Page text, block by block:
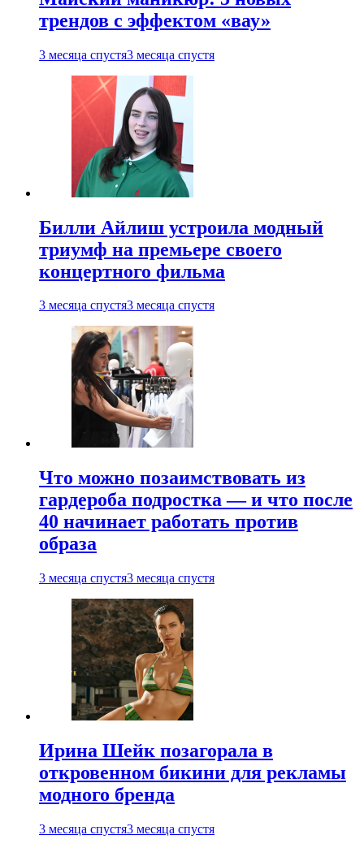
трендов с эффектом «вау»
3 месяца спустя3 месяца спустя
Билли Айлиш устроила модный
триумф на премьере своего
концертного фильма
3 месяца спустя3 месяца спустя
Что можно позаимствовать из
гардероба подростка — и что после
40 начинает работать против
образа
3 месяца спустя3 месяца спустя
Ирина Шейк позагорала в
откровенном бикини для рекламы
модного бренда
3 месяца спустя3 месяца спустя